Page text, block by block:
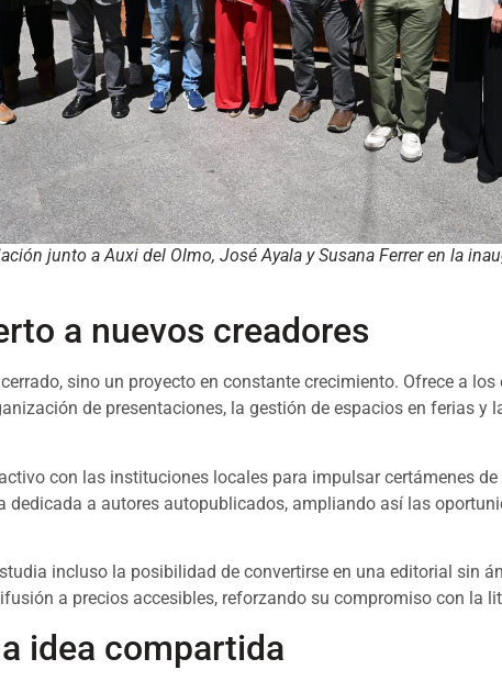
junto a Auxi del Olmo, José Ayala y Susana Ferrer en la
a nuevos creadores
sino un proyecto en constante crecimiento. Ofrece a
de presentaciones, la gestión de espacios en ferias y
con las instituciones locales para impulsar certámenes
dedicada a autores autopublicados, ampliando así las
incluso la posibilidad de convertirse en una editorial sin
a precios accesibles, reforzando su compromiso con la
idea compartida